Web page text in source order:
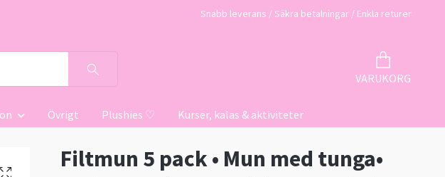
Snabb leverans / Säkra betalningar / Enkla returer
VARUKORG
Övrigt Plushies ♡ Kurser, kalas & aktiviteter
Filtmun 5 pack • Mun med tunga•